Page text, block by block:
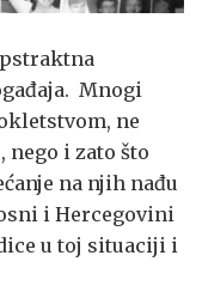
Mnogi
ne
nego i zato što
na njih nađu
i Hercegovini
u toj situaciji i